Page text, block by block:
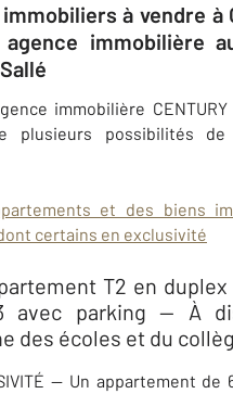
à vendre à
immobilière
immobilière CENTURY
plusieurs possibilités
et des biens
certains en exclusivité
T2 en duplex
avec parking — À
des écoles et du
— Un appartement de